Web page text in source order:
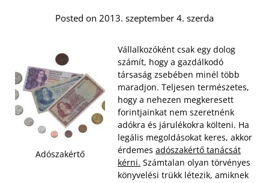
Posted on 2013. szeptember 4. szerda
Adószakértő
Vállalkozóként csak egy dolog
számít, hogy a gazdálkodó
társaság zsebében minél több
maradjon. Teljesen természetes,
hogy a nehezen megkeresett
forintjainkat nem szeretnénk
adókra és járulékokra költeni. Ha
legális megoldásokat keres, akkor
érdemes adószakértő tanácsát
kérni. Számtalan olyan törvényes
könyvelési trükk létezik, amiknek